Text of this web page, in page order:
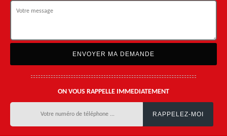
ON VOUS RAPPELLE IMMEDIATEMENT